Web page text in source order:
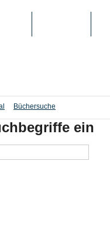
Büchersuche
ein